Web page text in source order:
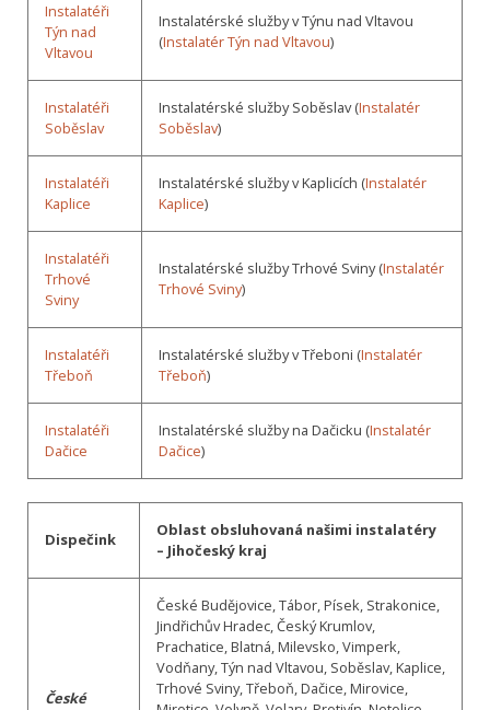
Instalatéři
Týn nad
Vltavou
Instalatérské služby v Týnu nad Vltavou
(Instalatér Týn nad Vltavou)
Instalatéři
Soběslav
Instalatérské služby Soběslav (Instalatér
Soběslav)
Instalatéři
Kaplice
Instalatérské služby v Kaplicích (Instalatér
Kaplice)
Instalatéři
Trhové
Sviny
Instalatérské služby Trhové Sviny (Instalatér
Trhové Sviny)
Instalatéři
Třeboň
Instalatérské služby v Třeboni (Instalatér
Třeboň)
Instalatéři
Dačice
Instalatérské služby na Dačicku (Instalatér
Dačice)
Dispečink
Oblast obsluhovaná našimi instalatéry
– Jihočeský kraj
České
České Budějovice, Tábor, Písek, Strakonice,
Jindřichův Hradec, Český Krumlov,
Prachatice, Blatná, Milevsko, Vimperk,
Vodňany, Týn nad Vltavou, Soběslav, Kaplice,
Trhové Sviny, Třeboň, Dačice, Mirovice,